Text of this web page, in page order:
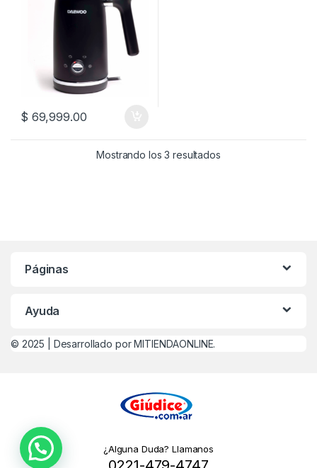
$ 69,999.00
Mostrando los 3 resultados
Páginas
Ayuda
© 2025 | Desarrollado por MITIENDAONLINE.
¿Alguna Duda? Llamanos